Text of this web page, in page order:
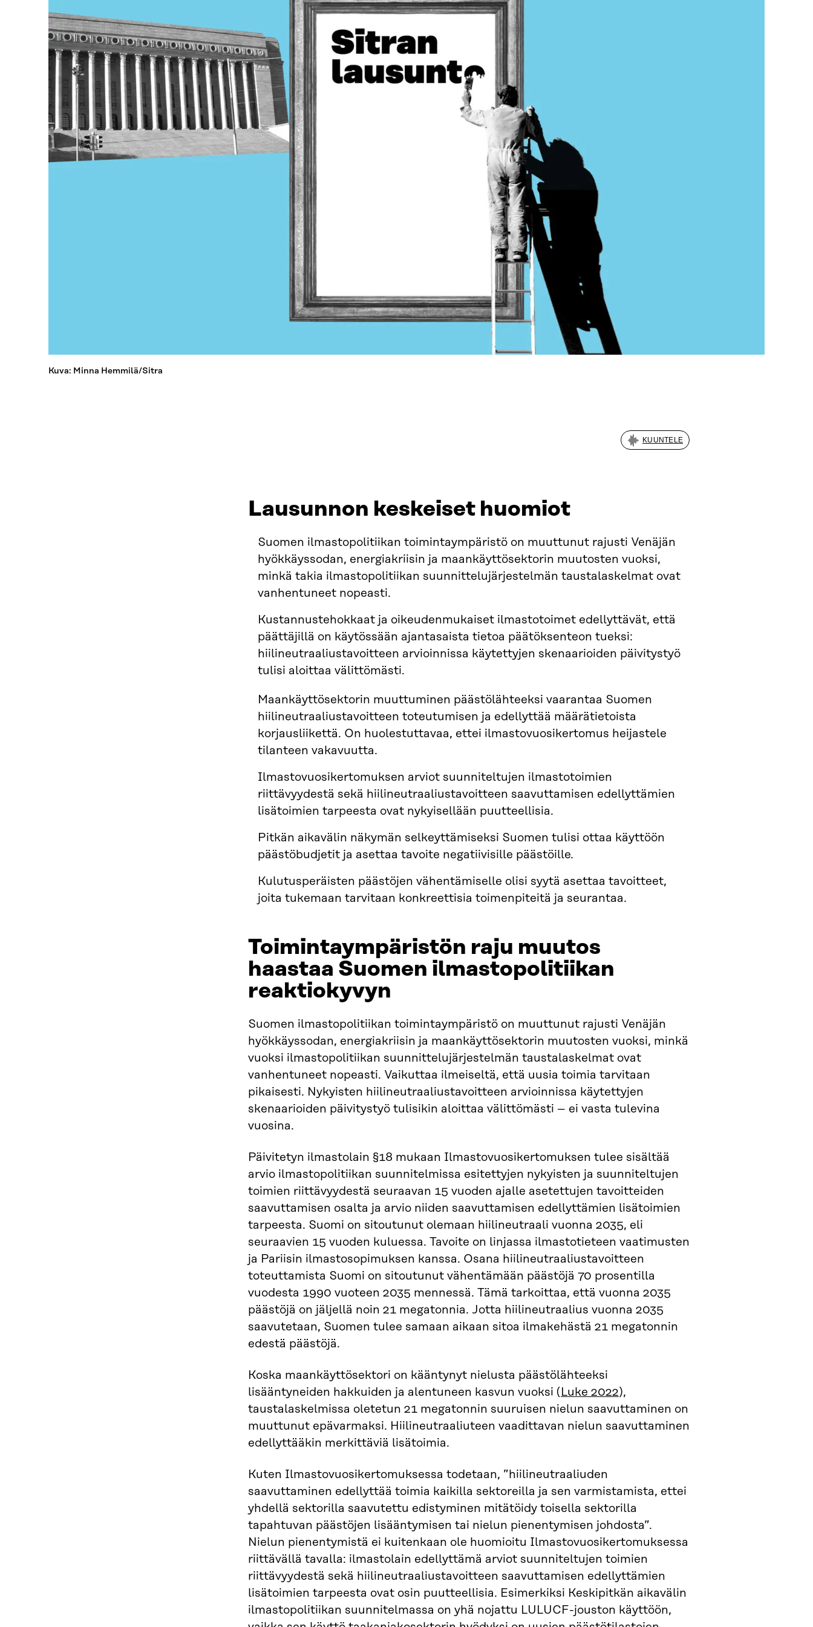
Kuva: Minna Hemmilä/Sitra
KUUNTELE
Lausunnon keskeiset huomiot
Suomen ilmastopolitiikan toimintaympäristö on muuttunut rajusti Venäjän
hyökkäyssodan, energiakriisin ja maankäyttösektorin muutosten vuoksi,
minkä takia ilmastopolitiikan suunnittelujärjestelmän taustalaskelmat ovat
vanhentuneet nopeasti.
Kustannustehokkaat ja oikeudenmukaiset ilmastotoimet edellyttävät, että
päättäjillä on käytössään ajantasaista tietoa päätöksenteon tueksi:
hiilineutraaliustavoitteen arvioinnissa käytettyjen skenaarioiden päivitystyö
tulisi aloittaa välittömästi.
Maankäyttösektorin muuttuminen päästölähteeksi vaarantaa Suomen
hiilineutraaliustavoitteen toteutumisen ja edellyttää määrätietoista
korjausliikettä. On huolestuttavaa, ettei ilmastovuosikertomus heijastele
tilanteen vakavuutta.
Ilmastovuosikertomuksen arviot suunniteltujen ilmastotoimien
riittävyydestä sekä hiilineutraaliustavoitteen saavuttamisen edellyttämien
lisätoimien tarpeesta ovat nykyisellään puutteellisia.
Pitkän aikavälin näkymän selkeyttämiseksi Suomen tulisi ottaa käyttöön
päästöbudjetit ja asettaa tavoite negatiivisille päästöille.
Kulutusperäisten päästöjen vähentämiselle olisi syytä asettaa tavoitteet,
joita tukemaan tarvitaan konkreettisia toimenpiteitä ja seurantaa.
Toimintaympäristön raju muutos
haastaa Suomen ilmastopolitiikan
reaktiokyvyn
Suomen ilmastopolitiikan toimintaympäristö on muuttunut rajusti Venäjän
hyökkäyssodan, energiakriisin ja maankäyttösektorin muutosten vuoksi, minkä
vuoksi ilmastopolitiikan suunnittelujärjestelmän taustalaskelmat ovat
vanhentuneet nopeasti. Vaikuttaa ilmeiseltä, että uusia toimia tarvitaan
pikaisesti. Nykyisten hiilineutraaliustavoitteen arvioinnissa käytettyjen
skenaarioiden päivitystyö tulisikin aloittaa välittömästi – ei vasta tulevina
vuosina.
Päivitetyn ilmastolain §18 mukaan Ilmastovuosikertomuksen tulee sisältää
arvio ilmastopolitiikan suunnitelmissa esitettyjen nykyisten ja suunniteltujen
toimien riittävyydestä seuraavan 15 vuoden ajalle asetettujen tavoitteiden
saavuttamisen osalta ja arvio niiden saavuttamisen edellyttämien lisätoimien
tarpeesta. Suomi on sitoutunut olemaan hiilineutraali vuonna 2035, eli
seuraavien 15 vuoden kuluessa. Tavoite on linjassa ilmastotieteen vaatimusten
ja Pariisin ilmastosopimuksen kanssa. Osana hiilineutraaliustavoitteen
toteuttamista Suomi on sitoutunut vähentämään päästöjä 70 prosentilla
vuodesta 1990 vuoteen 2035 mennessä. Tämä tarkoittaa, että vuonna 2035
päästöjä on jäljellä noin 21 megatonnia. Jotta hiilineutraalius vuonna 2035
saavutetaan, Suomen tulee samaan aikaan sitoa ilmakehästä 21 megatonnin
edestä päästöjä.
Koska maankäyttösektori on kääntynyt nielusta päästölähteeksi
lisääntyneiden hakkuiden ja alentuneen kasvun vuoksi ( Luke 2022),
taustalaskelmissa oletetun 21 megatonnin suuruisen nielun saavuttaminen on
muuttunut epävarmaksi. Hiilineutraaliuteen vaadittavan nielun saavuttaminen
edellyttääkin merkittäviä lisätoimia.
Kuten Ilmastovuosikertomuksessa todetaan, ”hiilineutraaliuden
saavuttaminen edellyttää toimia kaikilla sektoreilla ja sen varmistamista, ettei
yhdellä sektorilla saavutettu edistyminen mitätöidy toisella sektorilla
tapahtuvan päästöjen lisääntymisen tai nielun pienentymisen johdosta”.
Nielun pienentymistä ei kuitenkaan ole huomioitu Ilmastovuosikertomuksessa
riittävällä tavalla: ilmastolain edellyttämä arviot suunniteltujen toimien
riittävyydestä sekä hiilineutraaliustavoitteen saavuttamisen edellyttämien
lisätoimien tarpeesta ovat osin puutteellisia. Esimerkiksi Keskipitkän aikavälin
ilmastopolitiikan suunnitelmassa on yhä nojattu LULUCF-jouston käyttöön,